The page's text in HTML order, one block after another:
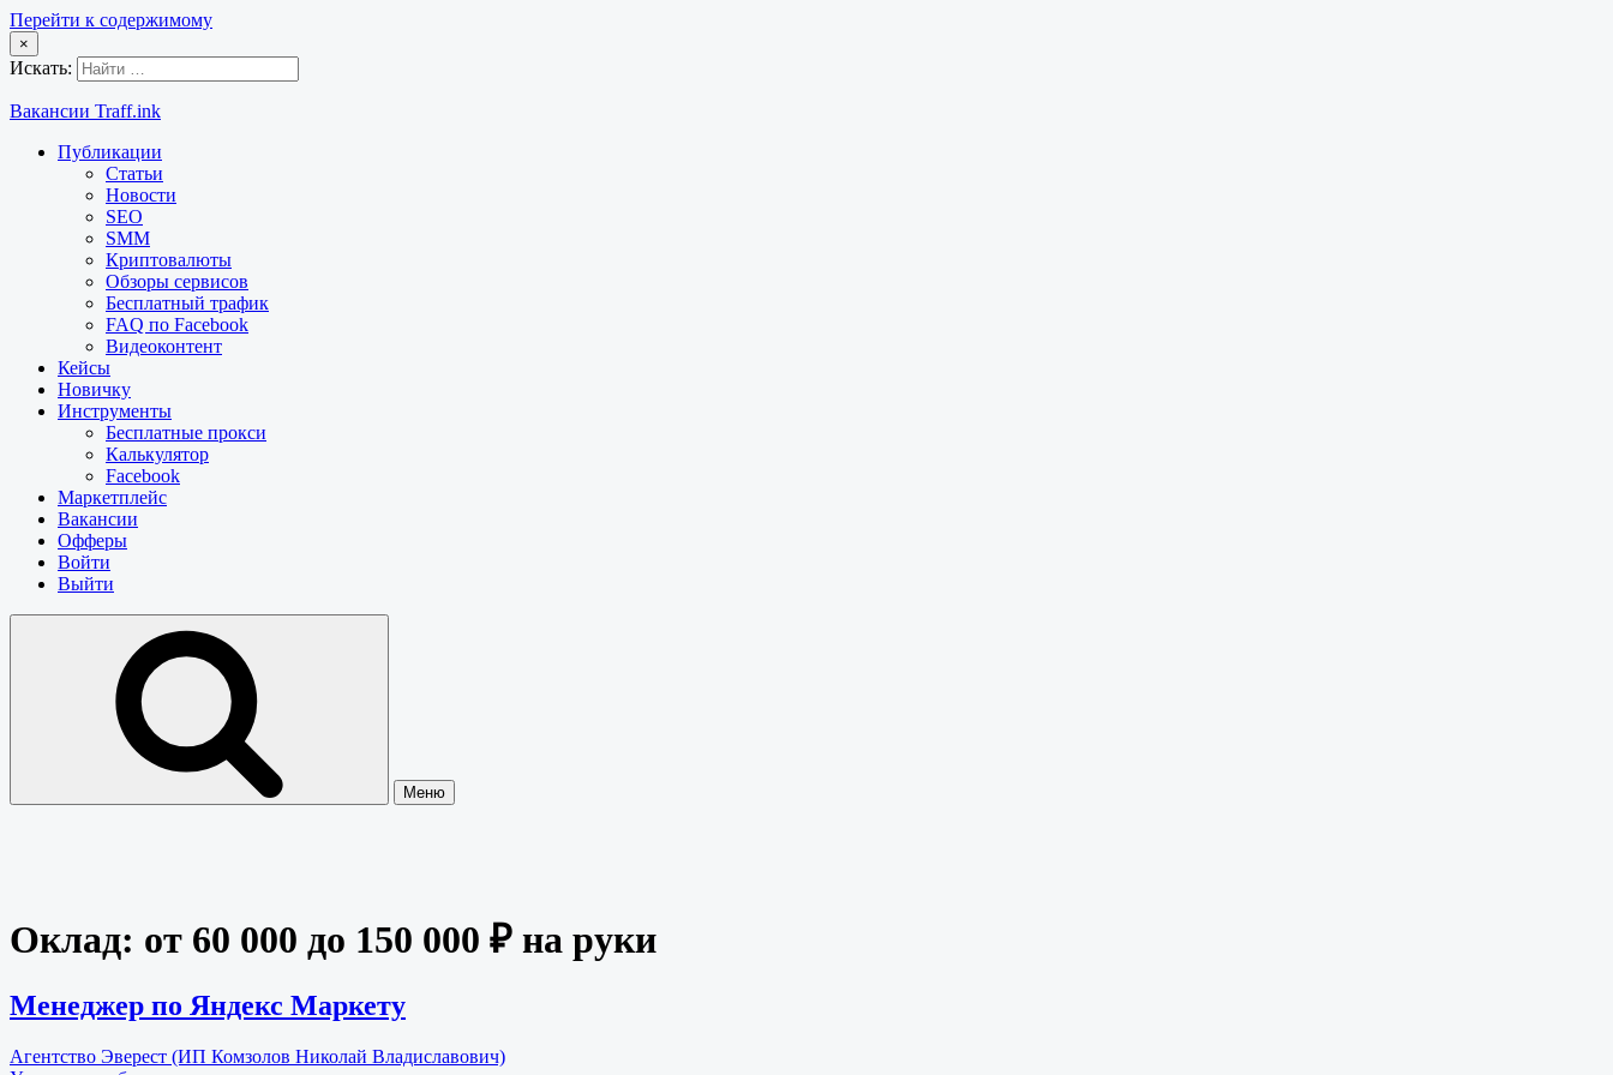
Перейти к содержимому
×
Искать:
Вакансии Traff.ink
Публикации
Статьи
Новости
SEO
SMM
Криптовалюты
Обзоры сервисов
Бесплатный трафик
FAQ по Facebook
Видеоконтент
Кейсы
Новичку
Инструменты
Бесплатные прокси
Калькулятор
Facebook
Маркетплейс
Вакансии
Офферы
Войти
Выйти
Меню
Оклад: от 60 000 до 150 000 ₽ на руки
Менеджер по Яндекс Маркету
Агентство Эверест (ИП Комзолов Николай Владиславович)